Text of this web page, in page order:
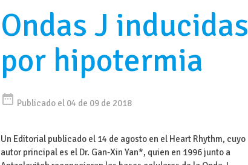
Ondas J inducidas
por hipotermia
date_range Publicado el 04 de 09 de 2018
Un Editorial publicado el 14 de agosto en el Heart Rhythm, cuyo
autor principal es el Dr. Gan-Xin Yan*, quien en 1996 junto a